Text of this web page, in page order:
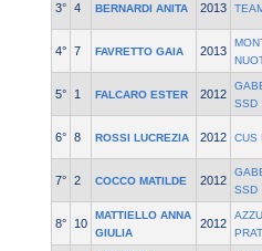
3° 4 BERNARDI ANITA 2013
4° 7 FAVRETTO GAIA 2013
5° 1 FALCARO ESTER 2012
SSD
6° 8 ROSSI LUCREZIA 2012 CUS
7° 2 COCCO MATILDE 2012
SSD
8° 10
MATTIELLO ANNA
GIULIA
2012